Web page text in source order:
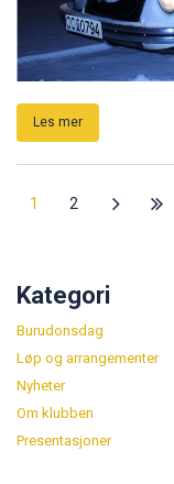
Les mer
1 2
Kategori
Burudonsdag
Løp og arrangementer
Nyheter
Om klubben
Presentasjoner